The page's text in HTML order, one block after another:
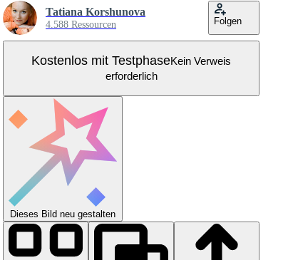
Tatiana Korshunova
4.588 Ressourcen Folgen
Kostenlos mit TestphaseKein Verweis
erforderlich
Dieses Bild neu gestalten